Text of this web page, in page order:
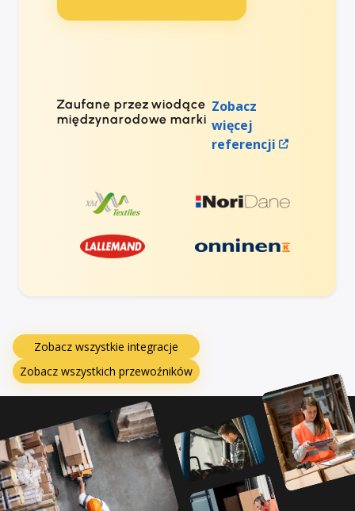
Zaufane przez wiodące
międzynarodowe marki
Zobacz
więcej
referencji
Zobacz wszystkie integracje
Zobacz wszystkich przewoźników